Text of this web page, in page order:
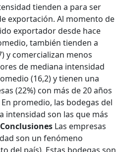
tienden a para ser
exportación. Al momento de
exportador desde hace
también tienden a
y comercializan menos
de mediana intensidad
(16,2) y tienen una
(22%) con más de 20 años
promedio, las bodegas del
intensidad son las que más
Conclusiones Las empresas
son un fenómeno